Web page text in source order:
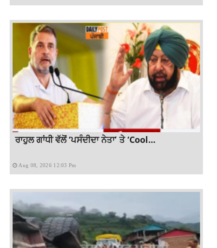
ਰਾਹੁਲ ਗਾਂਧੀ ਵੱਲੋਂ ‘ਪਸੰਦੀਦਾ ਨੇਤਾ’ ਤੇ ‘Cool...
Aug 08, 2026 12:03 Pm